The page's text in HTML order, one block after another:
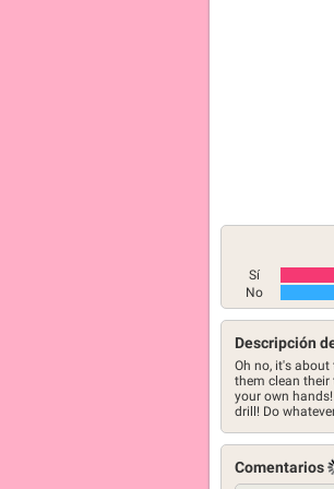
Sí
No
Descripción
Oh no, it's
them clean their
your own
drill! Do
Comentarios